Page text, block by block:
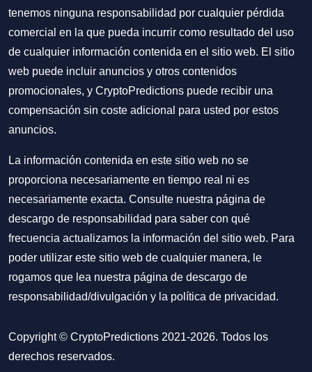
tenemos ninguna responsabilidad por cualquier pérdida
comercial en la que pueda incurrir como resultado del uso
de cualquier información contenida en el sitio web. El sitio
web puede incluir anuncios y otros contenidos
promocionales, y CryptoPredictions puede recibir una
compensación sin coste adicional para usted por estos
anuncios.
La información contenida en este sitio web no se
proporciona necesariamente en tiempo real ni es
necesariamente exacta. Consulte nuestra página de
descargo de responsabilidad para saber con qué
frecuencia actualizamos la información del sitio web. Para
poder utilizar este sitio web de cualquier manera, le
rogamos que lea nuestra página de descargo de
responsabilidad/divulgación y la política de privacidad.
Copyright © CryptoPredictions 2021-2026. Todos los
derechos reservados.